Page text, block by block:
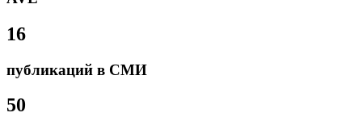
16
публикаций в СМИ
50